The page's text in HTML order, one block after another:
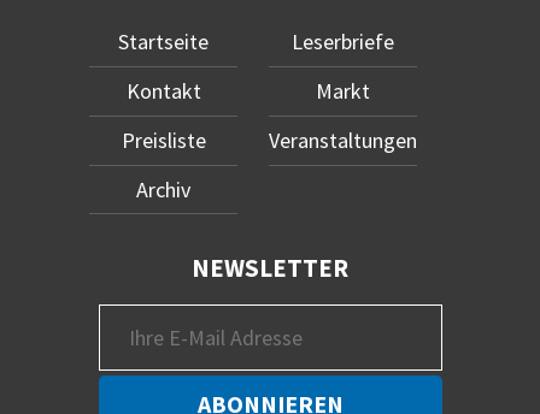
Startseite
Kontakt
Preisliste
Archiv
Leserbriefe
Markt
Veranstaltungen
NEWSLETTER